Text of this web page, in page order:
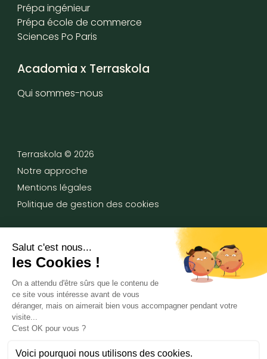
Prépa ingénieur
Prépa école de commerce
Sciences Po Paris
Acadomia x Terraskola
Qui sommes-nous
Terraskola © 2026
Notre approche
Mentions légales
Politique de gestion des cookies